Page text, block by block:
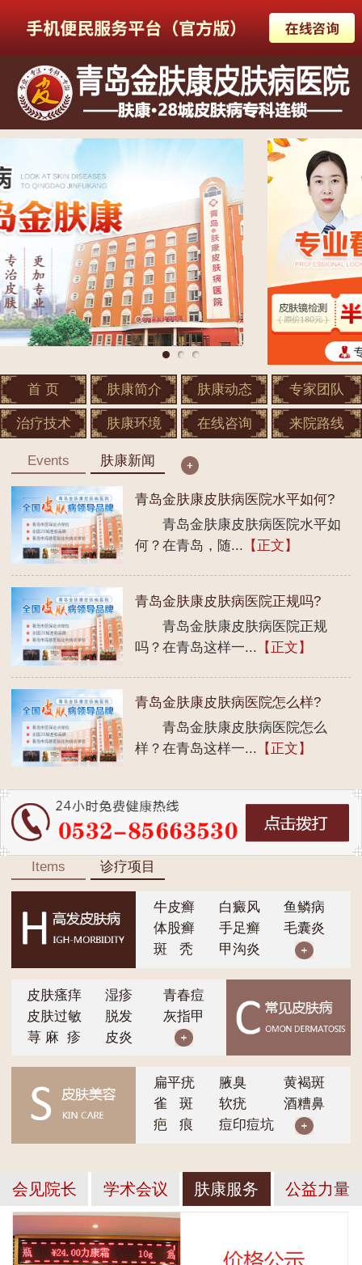
首 页 肤康简介 肤康动态 专家团队
治疗技术 肤康环境 在线咨询 来院路线
Events 肤康新闻
青岛金肤康皮肤病医院水平如何?
青岛金肤康皮肤病医院水平如
何？在青岛，随... 【正文】
青岛金肤康皮肤病医院正规吗?
青岛金肤康皮肤病医院正规
吗？在青岛这样一... 【正文】
青岛金肤康皮肤病医院怎么样?
青岛金肤康皮肤病医院怎么
样？在青岛这样一... 【正文】
Items 诊疗项目
牛皮癣 白癜风
鱼鳞病
体股癣
手足癣
毛囊炎
斑 秃
甲沟炎
皮肤瘙痒 湿疹
青春痘
皮肤过敏
脱发
灰指甲
荨 麻 疹
皮炎
扁平疣 腋臭
黄褐斑
雀 斑
软疣
酒糟鼻
疤 痕
痘印痘坑
会见院长 学术会议 肤康服务 公益力量